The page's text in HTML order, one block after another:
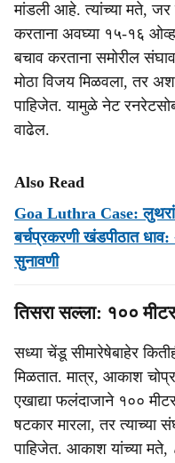
मांडली आहे. त्यांच्या मते, जर
करताना अवघ्या १५-१६
बचाव करताना समोरील
मोठा विजय मिळवला, तर
पाहिजेत. यामुळे नेट
वाढेल.
Also Read
Goa Luthra Case:
बर्चप्रकरणी खंडपीठात धाव:
सुनावणी
तिसरा सल्ला: १००
सध्या चेंडू सीमारेषेबाहेर
मिळतात. मात्र, आकाश
एखाद्या फलंदाजाने १०० मीटर
षटकार मारला, तर त्याच्या
पाहिजेत. आकाश यांच्या मते, ८